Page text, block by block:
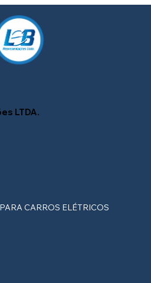
a Sua Fachada
LTDA.
CARROS ELÉTRICOS